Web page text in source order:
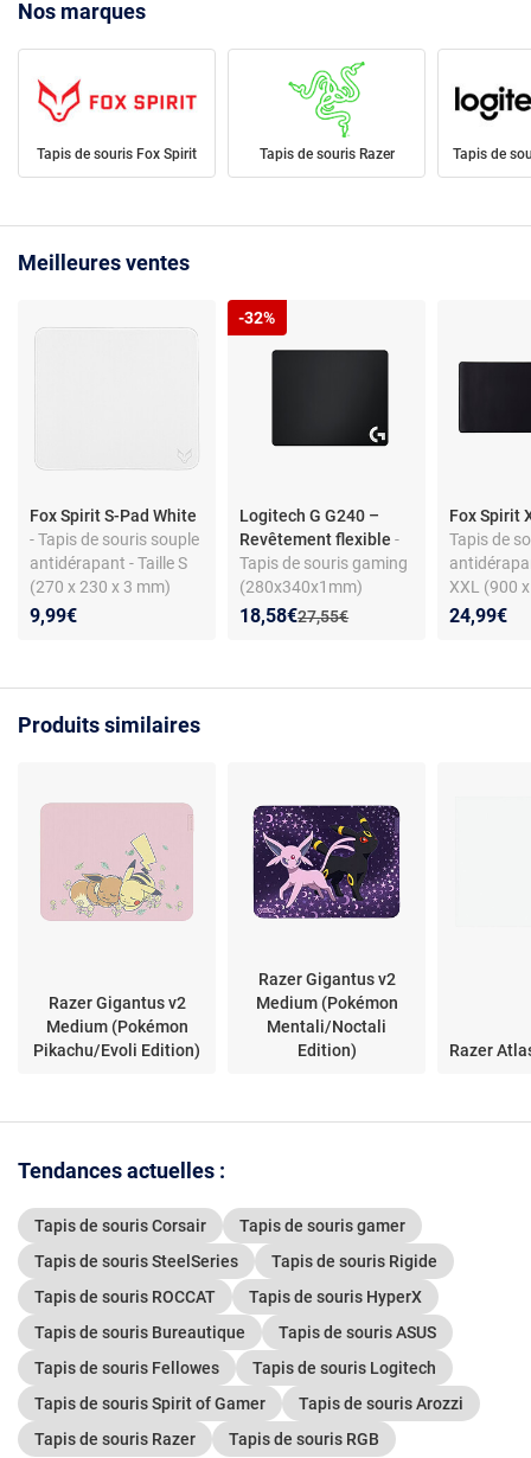
Nos marques
Tapis de souris Fox Spirit Tapis de souris Razer Tapis de
Meilleures ventes
Fox Spirit S-Pad White
- Tapis de souris souple
antidérapant - Taille S
(270 x 230 x 3 mm)
9,99€
Logitech G G240 –
Revêtement flexible-
Tapis de souris gaming
(280x340x1mm)
souple, revêtement en
Ancien prix :
27,55€
Nouveau prix :
18,58€
Réduction de :
-32%
Fox Spirit
Tapis de
XXL (900
mm)
24,99€
Produits similaires
Razer Gigantus v2
Medium (Pokémon
Pikachu/Evoli Edition)
Razer Gigantus v2
Medium (Pokémon
Mentali/Noctali
Edition)
Razer
Tendances actuelles :
Tapis de souris Corsair
Tapis de souris gamer
Tapis de souris SteelSeries
Tapis de souris Rigide
Tapis de souris ROCCAT
Tapis de souris HyperX
Tapis de souris Bureautique
Tapis de souris ASUS
Tapis de souris Fellowes
Tapis de souris Logitech
Tapis de souris Spirit of Gamer
Tapis de souris Arozzi
Tapis de souris Razer
Tapis de souris RGB